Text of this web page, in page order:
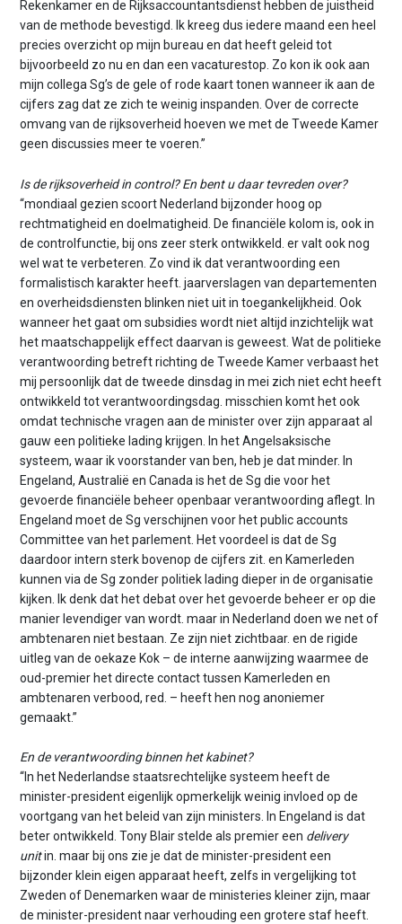
Rekenkamer en de Rijksaccountantsdienst hebben de juistheid
van de methode bevestigd. Ik kreeg dus iedere maand een heel
precies overzicht op mijn bureau en dat heeft geleid tot
bijvoorbeeld zo nu en dan een vacaturestop. Zo kon ik ook aan
mijn collega Sg’s de gele of rode kaart tonen wanneer ik aan de
cijfers zag dat ze zich te weinig inspanden. Over de correcte
omvang van de rijksoverheid hoeven we met de Tweede Kamer
geen discussies meer te voeren.”
Is de rijksoverheid in control? En bent u daar tevreden over?
“mondiaal gezien scoort Nederland bijzonder hoog op
rechtmatigheid en doelmatigheid. De financiële kolom is, ook in
de controlfunctie, bij ons zeer sterk ontwikkeld. er valt ook nog
wel wat te verbeteren. Zo vind ik dat verantwoording een
formalistisch karakter heeft. jaarverslagen van departementen
en overheidsdiensten blinken niet uit in toegankelijkheid. Ook
wanneer het gaat om subsidies wordt niet altijd inzichtelijk wat
het maatschappelijk effect daarvan is geweest. Wat de politieke
verantwoording betreft richting de Tweede Kamer verbaast het
mij persoonlijk dat de tweede dinsdag in mei zich niet echt heeft
ontwikkeld tot verantwoordingsdag. misschien komt het ook
omdat technische vragen aan de minister over zijn apparaat al
gauw een politieke lading krijgen. In het Angelsaksische
systeem, waar ik voorstander van ben, heb je dat minder. In
Engeland, Australië en Canada is het de Sg die voor het
gevoerde financiële beheer openbaar verantwoording aflegt. In
Engeland moet de Sg verschijnen voor het public accounts
Committee van het parlement. Het voordeel is dat de Sg
daardoor intern sterk bovenop de cijfers zit. en Kamerleden
kunnen via de Sg zonder politiek lading dieper in de organisatie
kijken. Ik denk dat het debat over het gevoerde beheer er op die
manier levendiger van wordt. maar in Nederland doen we net of
ambtenaren niet bestaan. Ze zijn niet zichtbaar. en de rigide
uitleg van de oekaze Kok – de interne aanwijzing waarmee de
oud-premier het directe contact tussen Kamerleden en
ambtenaren verbood, red. – heeft hen nog anoniemer
gemaakt.”
En de verantwoording binnen het kabinet?
“In het Nederlandse staatsrechtelijke systeem heeft de
minister-president eigenlijk opmerkelijk weinig invloed op de
voortgang van het beleid van zijn ministers. In Engeland is dat
beter ontwikkeld. Tony Blair stelde als premier een delivery
unitin. maar bij ons zie je dat de minister-president een
bijzonder klein eigen apparaat heeft, zelfs in vergelijking tot
Zweden of Denemarken waar de ministeries kleiner zijn, maar
de minister-president naar verhouding een grotere staf heeft.